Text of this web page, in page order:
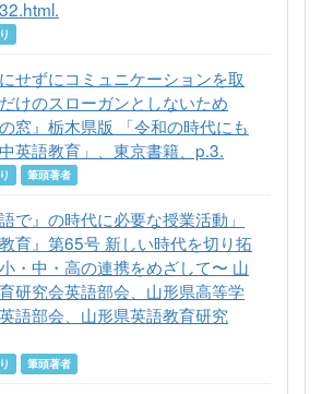
せずにコミュニケーションを取
けのスローガンとしないため
窓』栃木県版 「令和の時代にも
英語教育」、東京書籍、p.3.
筆頭著者
で』の時代に必要な授業活動」
育』第65号 新しい時代を切り拓
・中・高の連携をめざして〜 山
研究会英語部会、山形県高等学
語部会、山形県英語教育研究
筆頭著者